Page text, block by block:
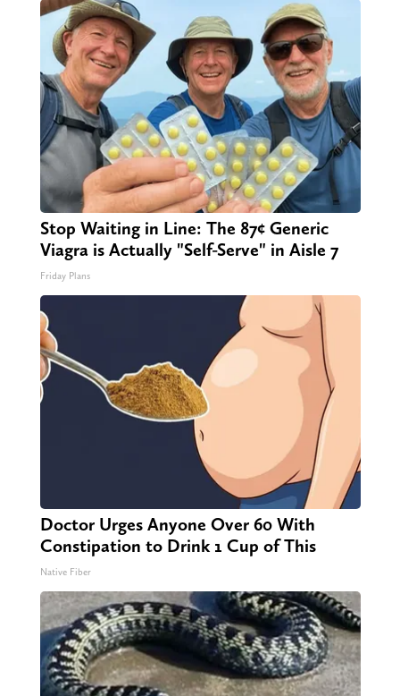
Stop Waiting in Line: The 87¢ Generic
Viagra is Actually "Self-Serve" in Aisle 7
Friday Plans
Doctor Urges Anyone Over 60 With
Constipation to Drink 1 Cup of This
Native Fiber